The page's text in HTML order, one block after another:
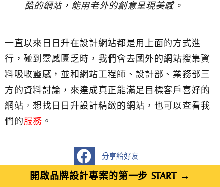
酷的網站，能用老外的創意呈現美感。
一直以來日日升在設計網站都是用上面的方式進
行，碰到靈感匱乏時，我們會去國外的網站搜集資
料吸收靈感，並和網站工程師、設計部、業務部三
方的資料討論，來達成真正能滿足目標客戶喜好的
網站，想找日日升設計精緻的網站，也可以查看我
們的服務 。
分享給好友
開啟品牌設計專案的第一步 START →